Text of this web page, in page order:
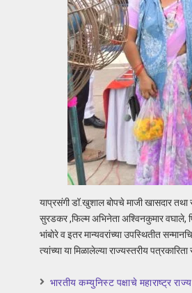
याप्रसंगी डॉ.खुशाल बोपचे माजी खासदार
सुरडकर ,फिल्म अभिनेता अश्विनकुमार वघाले,
भांबोरे व इतर मान्यवरांच्या उपस्थितीत
त्यांच्या या मिळालेल्या राज्यस्तरीय
भारतीय कम्युनिस्ट पक्षाचे महाराष्ट्र